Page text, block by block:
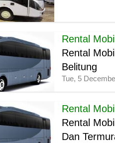
Rental Mobil
Rental
Belitung
Tue, 5
Rental Mobil
Rental
Dan